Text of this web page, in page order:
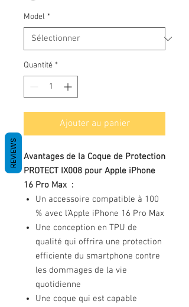
Model *
Quantité *
Ajouter au panier
Avantages de la Coque de Protection
PROTECT IX008 pour Apple iPhone
16 Pro Max :
Un accessoire compatible à 100
% avec l’Apple iPhone 16 Pro Max
Une conception en TPU de
qualité qui offrira une protection
efficiente du smartphone contre
les dommages de la vie
quotidienne
Une coque qui est capable
REVIEWS